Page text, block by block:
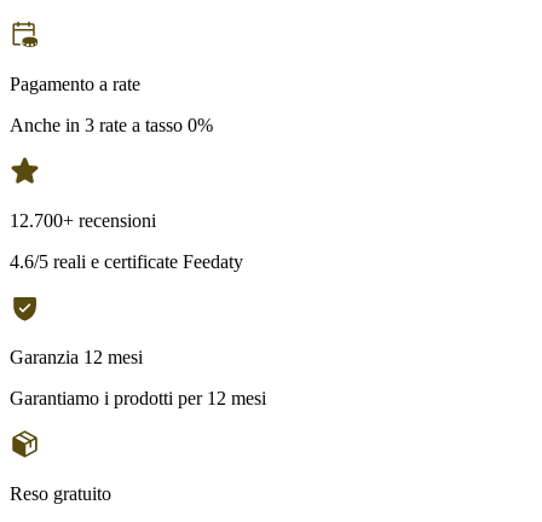
Pagamento a rate
Anche in 3 rate a tasso 0%
12.700+ recensioni
4.6/5 reali e certificate Feedaty
Garanzia 12 mesi
Garantiamo i prodotti per 12 mesi
Reso gratuito